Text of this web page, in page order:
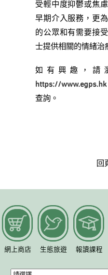
受輕中度抑鬱或焦
早期介入服務，更
的公眾和有需要接
士提供相關的情緒治
如有興趣，請
https://www.egps.hk
查詢。
回
網上商店 生態旅遊 報讀課程